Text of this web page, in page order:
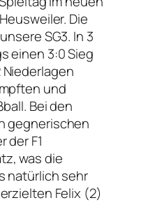
Die
SG3. In 3
einen 3:0 Sieg
und
Bei den
gegnerischen
der F1
was die
natürlich sehr
Felix (2)